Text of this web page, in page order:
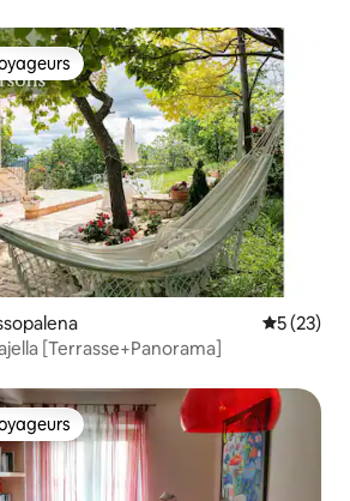
les plus appréciés
5 (23)
[Terrasse+Panorama]
les plus appréciés